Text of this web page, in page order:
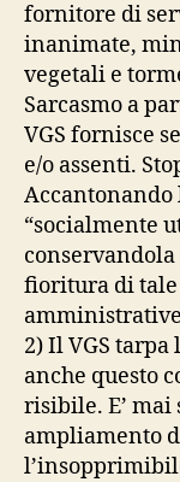
fornitore di
inanimate,
vegetali e
Sarcasmo a
VGS fornisce
e/o assenti.
Accantonando
“socialmente
fioritura di
2) Il VGS
anche questo
risibile. E’ mai
ampliamento